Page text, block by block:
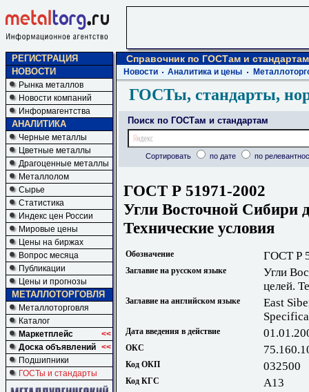
РЕГИСТРАЦИЯ
НОВОСТИ
Рынка металлов
Новости компаний
Информагентства
АНАЛИТИКА
Черные металлы
Цветные металлы
Драгоценные металлы
Металлолом
Сырье
Статистика
Индекс цен России
Мировые цены
Цены на биржах
Вопрос месяца
Публикации
Цены и прогнозы
МЕТАЛЛОТОРГОВЛЯ
Металлоторговля
Каталог
Маркетплейс
<<
Доска объявлений <<
Подшипники
ГОСТы и стандарты
Справочник по ГОСТам и стандартам
Новости Аналитика и цены
ГОСТы, стандарты,
Поиск по ГОСТам и стандартам
Сортировать по дате по
ГОСТ Р 51971-2002
Угли Восточной Сибири
Технические условия
Обозначение ГОСТ Р
Заглавие на русском языке
Угли
целей.
Заглавие на английском языке
East
Дата введения в действие
ОКС
Код ОКП 032500
Код КГС А13